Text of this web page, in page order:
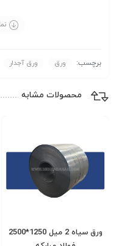
یکنواختی آج‌ها و دقت
سخت محیطی تضمین می‌کند،
مانند برش،
محصولی چندمنظوره با
در مقیاس بزرگ است.
مهندسانی است که
هستند.
برچسب: ورق ورق آجدار
محصولات مشابه
ورق سیاه 2 میل 1250*2500